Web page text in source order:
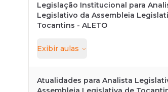
Legislação Institucional para
Legislativo da Assembleia
Tocantins - ALETO
Exibir aulas
Atualidades para Analista